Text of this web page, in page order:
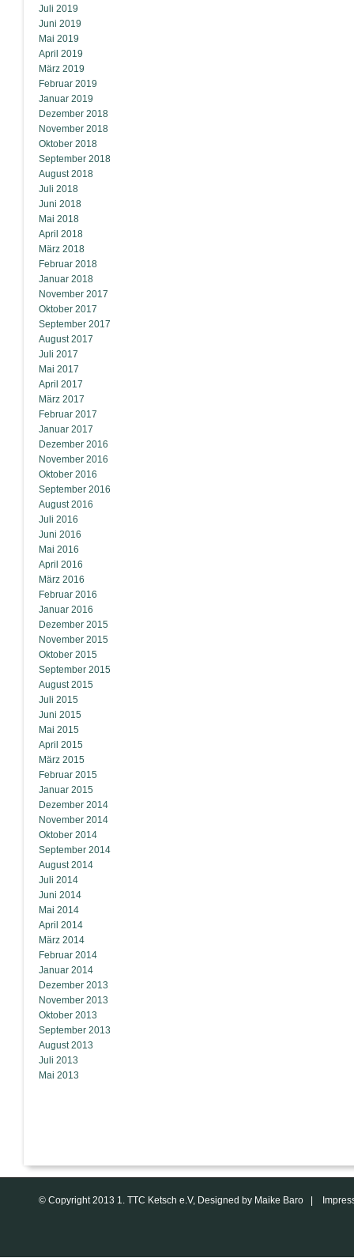
Juli 2019
Juni 2019
Mai 2019
April 2019
März 2019
Februar 2019
Januar 2019
Dezember 2018
November 2018
Oktober 2018
September 2018
August 2018
Juli 2018
Juni 2018
Mai 2018
April 2018
März 2018
Februar 2018
Januar 2018
November 2017
Oktober 2017
September 2017
August 2017
Juli 2017
Mai 2017
April 2017
März 2017
Februar 2017
Januar 2017
Dezember 2016
November 2016
Oktober 2016
September 2016
August 2016
Juli 2016
Juni 2016
Mai 2016
April 2016
März 2016
Februar 2016
Januar 2016
Dezember 2015
November 2015
Oktober 2015
September 2015
August 2015
Juli 2015
Juni 2015
Mai 2015
April 2015
März 2015
Februar 2015
Januar 2015
Dezember 2014
November 2014
Oktober 2014
September 2014
August 2014
Juli 2014
Juni 2014
Mai 2014
April 2014
März 2014
Februar 2014
Januar 2014
Dezember 2013
November 2013
Oktober 2013
September 2013
August 2013
Juli 2013
Mai 2013
© Copyright 2013 1. TTC Ketsch e.V, Designed by Maike Baro |